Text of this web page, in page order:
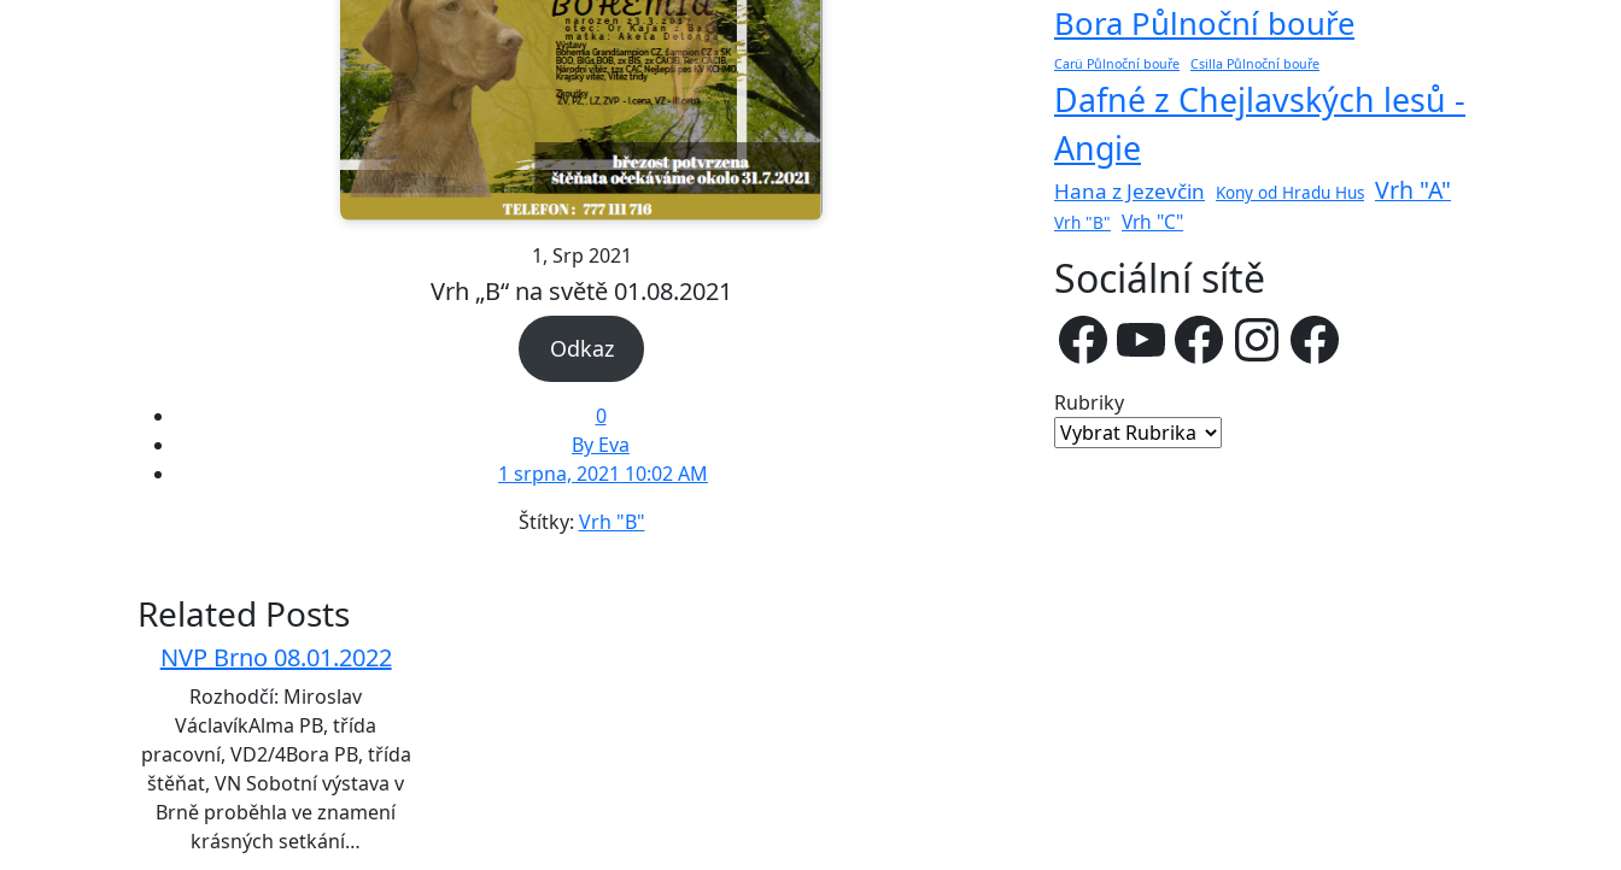
1, Srp 2021
Vrh „B“ na světě 01.08.2021
Odkaz
0
By Eva
1 srpna, 2021 10:02 AM
Štítky: Vrh "B"
Related Posts
NVP Brno 08.01.2022
Rozhodčí: Miroslav
VáclavíkAlma PB, třída
pracovní, VD2/4Bora PB, třída
štěňat, VN Sobotní výstava v
Brně proběhla ve znamení
krásných setkání…
Bora Půlnoční bouře
Carü Půlnoční bouře Csilla Půlnoční bouře
Dafné z Chejlavských lesů -
Angie
Hana z Jezevčin Kony od Hradu Hus Vrh "A"
Vrh "B" Vrh "C"
Sociální sítě
Facebook
YouTube
Facebook
Instagram
Facebook
Rubriky